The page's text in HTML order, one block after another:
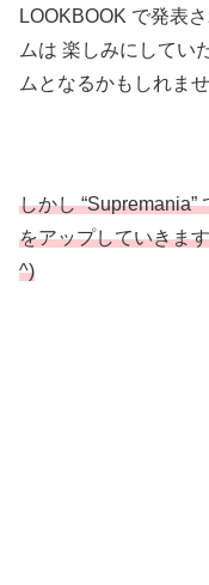
LOOKBOOK で発表
ムは 楽しみにしてい
ムとなるかもしれま
しかし
をアップしていきま
^)